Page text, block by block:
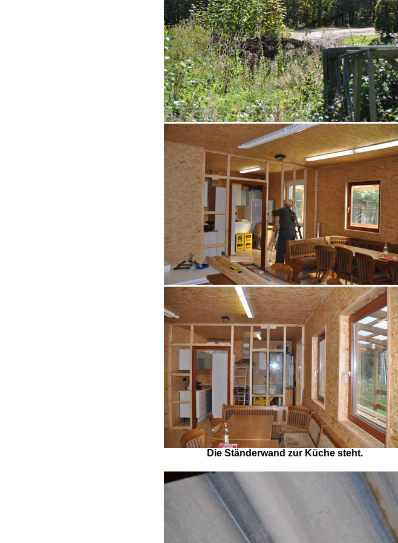
Die Ständerwand zur Küche steht.